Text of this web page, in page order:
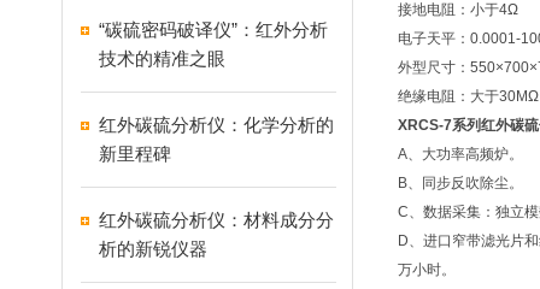
“碳硫密码破译仪”：红外分析
技术的精准之眼
红外碳硫分析仪：化学分析的
新里程碑
红外碳硫分析仪：材料成分分
析的新锐仪器
接地电阻：小于4Ω
电子天平：0.0001-
外型尺寸：
绝缘电阻：大于30MΩ
XRCS-7系列红外碳
A、大功率高频炉。
B、同步反吹除尘。
C、数据采集：独立
D、进口窄带滤光片
万小时。